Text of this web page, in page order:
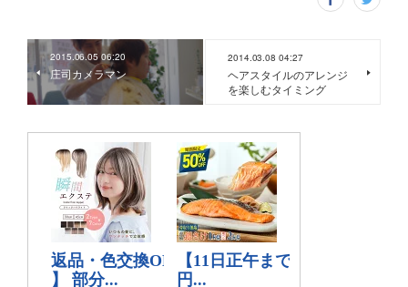
2015.06.05 06:20
庄司カメラマン
2014.03.08 04:27
ヘアスタイルのアレンジ
を楽しむタイミング